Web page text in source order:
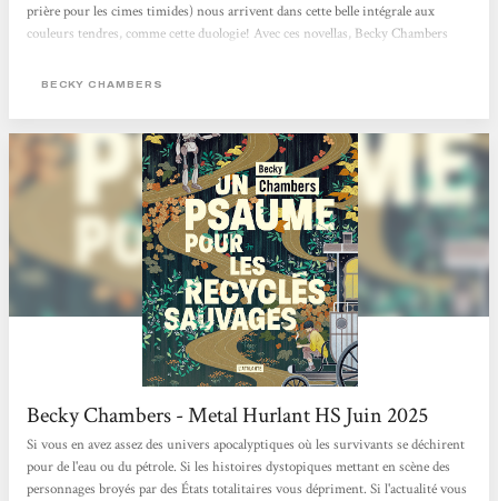
prière pour les cimes timides) nous arrivent dans cette belle intégrale aux
couleurs tendres, comme cette duologie! Avec ces novellas, Becky Chambers
mélancoliques, notre lien au vivant (synthétique ou organique) et ce dont nous
Surgers, ces "Histoires de moine et de robot" sont publiés aux éditions
L'Atalante qui...
BECKY CHAMBERS
Becky Chambers - Metal Hurlant HS Juin 2025
Si vous en avez assez des univers apocalyptiques où les survivants se déchirent
pour de l'eau ou du pétrole. Si les histoires dystopiques mettant en scène des
personnages broyés par des États totalitaires vous dépriment. Si l'actualité vous